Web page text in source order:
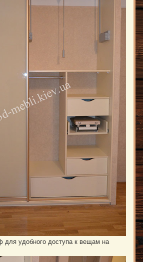
для удобного доступа к вещам на